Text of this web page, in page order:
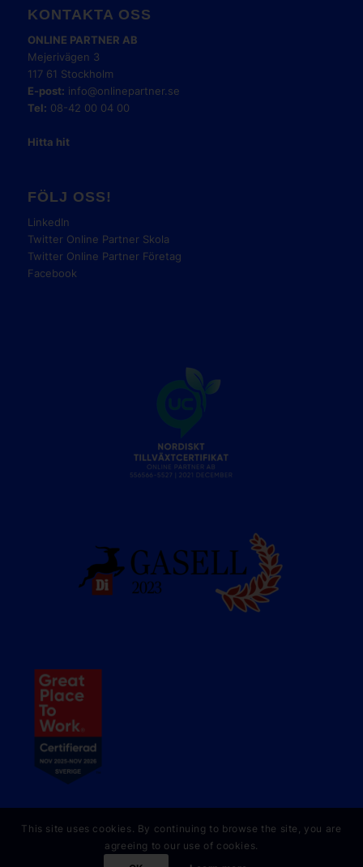
KONTAKTA OSS
ONLINE PARTNER AB
Mejerivägen 3
117 61 Stockholm
E-post: info@onlinepartner.se
Tel: 08-42 00 04 00
Hitta hit
FÖLJ OSS!
LinkedIn
Twitter Online Partner Skola
Twitter Online Partner Företag
Facebook
This site uses cookies. By continuing to browse the site, you are
agreeing to our use of cookies.